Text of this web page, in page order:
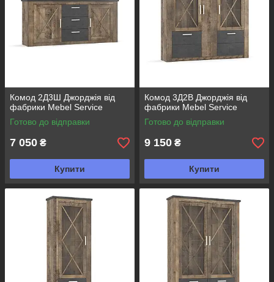
Комод 2Д3Ш Джорджія від
фабрики Mebel Service
Готово до відправки
7 050 ₴
Купити
Комод 3Д2В Джорджія від
фабрики Mebel Service
Готово до відправки
9 150 ₴
Купити